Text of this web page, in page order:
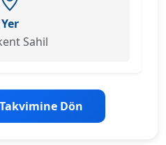
Yer
Sahil
Dön